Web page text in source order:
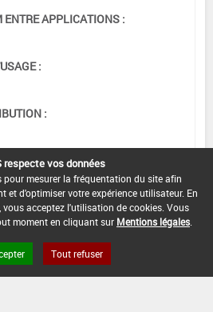
APPLICATIONS :
:
:
:
respecte vos données
mesurer la fréquentation du site afin
et d'optimiser votre expérience utilisateur. En
acceptez l'utilisation de cookies. Vous
moment en cliquant sur Mentions légales
Tout refuser